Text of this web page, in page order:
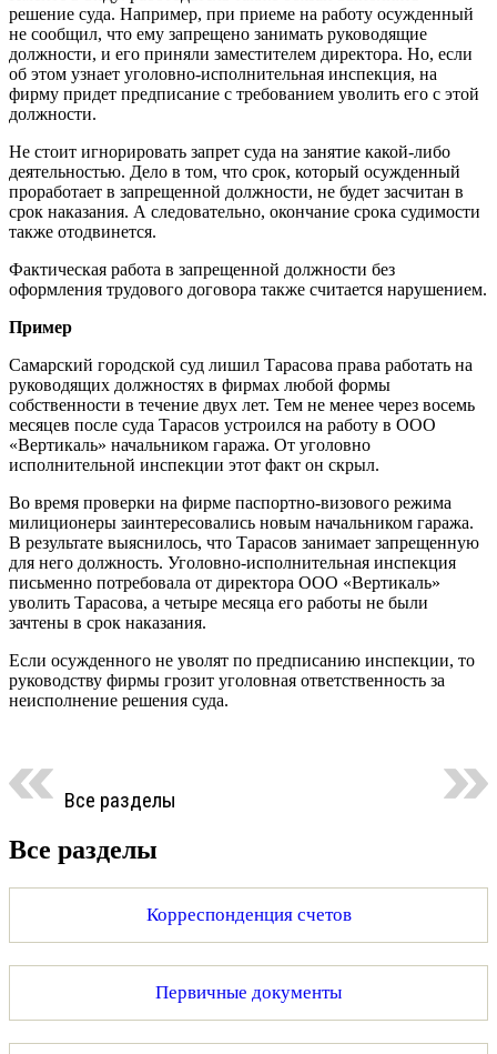
решение суда. Например, при приеме на работу осужденный
не сообщил, что ему запрещено занимать руководящие
должности, и его приняли заместителем директора. Но, если
об этом узнает уголовно-исполнительная инспекция, на
фирму придет предписание с требованием уволить его с этой
должности.
Не стоит игнорировать запрет суда на занятие какой-либо
деятельностью. Дело в том, что срок, который осужденный
проработает в запрещенной должности, не будет засчитан в
срок наказания. А следовательно, окончание срока судимости
также отодвинется.
Фактическая работа в запрещенной должности без
оформления трудового договора также считается нарушением.
Пример
Самарский городской суд лишил Тарасова права работать на
руководящих должностях в фирмах любой формы
собственности в течение двух лет. Тем не менее через восемь
месяцев после суда Тарасов устроился на работу в ООО
«Вертикаль» начальником гаража. От уголовно
исполнительной инспекции этот факт он скрыл.
Во время проверки на фирме паспортно-визового режима
милиционеры заинтересовались новым начальником гаража.
В результате выяснилось, что Тарасов занимает запрещенную
для него должность. Уголовно-исполнительная инспекция
письменно потребовала от директора ООО «Вертикаль»
уволить Тарасова, а четыре месяца его работы не были
зачтены в срок наказания.
Если осужденного не уволят по предписанию инспекции, то
руководству фирмы грозит уголовная ответственность за
неисполнение решения суда.
Все разделы
Все разделы
Корреспонденция счетов
Первичные документы